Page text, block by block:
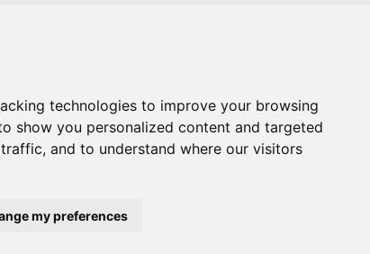
technologies to improve your browsing
show you personalized content and targeted
and to understand where our visitors
my preferences